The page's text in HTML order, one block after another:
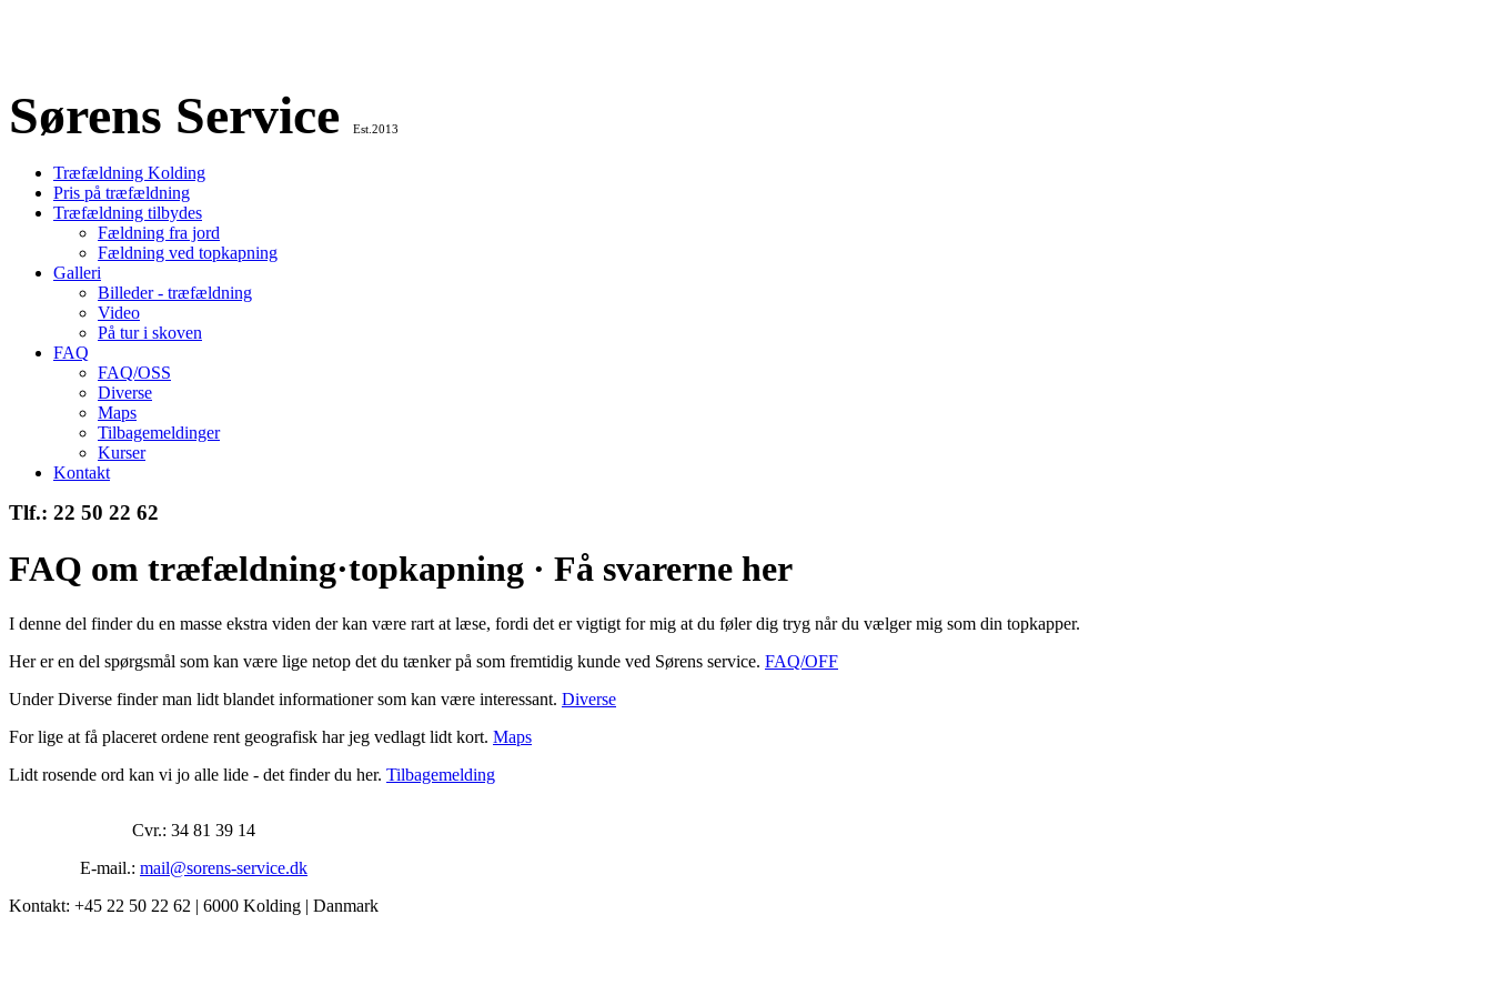
Sørens Service Est.2013
Træfældning Kolding
Pris på træfældning
Træfældning tilbydes
Fældning fra jord
Fældning ved topkapning
Galleri
Billeder - træfældning
Video
På tur i skoven
FAQ
FAQ/OSS
Diverse
Maps
Tilbagemeldinger
Kurser
Kontakt
Tlf.: 22 50 22 62
FAQ om træfældning·topkapning · Få svarerne her
I denne del finder du en masse ekstra viden der kan være rart at læse, fordi det er vigtigt for mig at du føler dig tryg når du vælger mig som din topkapper.
Her er en del spørgsmål som kan være lige netop det du tænker på som fremtidig kunde ved Sørens service. FAQ/OFF
Under Diverse finder man lidt blandet informationer som kan være interessant. Diverse
For lige at få placeret ordene rent geografisk har jeg vedlagt lidt kort. Maps
Lidt rosende ord kan vi jo alle lide - det finder du her. Tilbagemelding
Cvr.: 34 81 39 14
E-mail.: mail@sorens-service.dk
Kontakt: +45 22 50 22 62 | 6000 Kolding | Danmark